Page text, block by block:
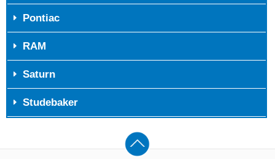
Pontiac
RAM
Saturn
Studebaker